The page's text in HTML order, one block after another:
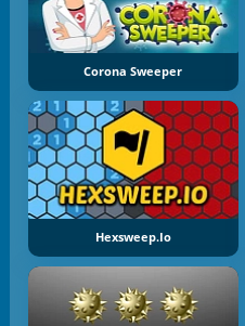
Corona Sweeper
Hexsweep.io